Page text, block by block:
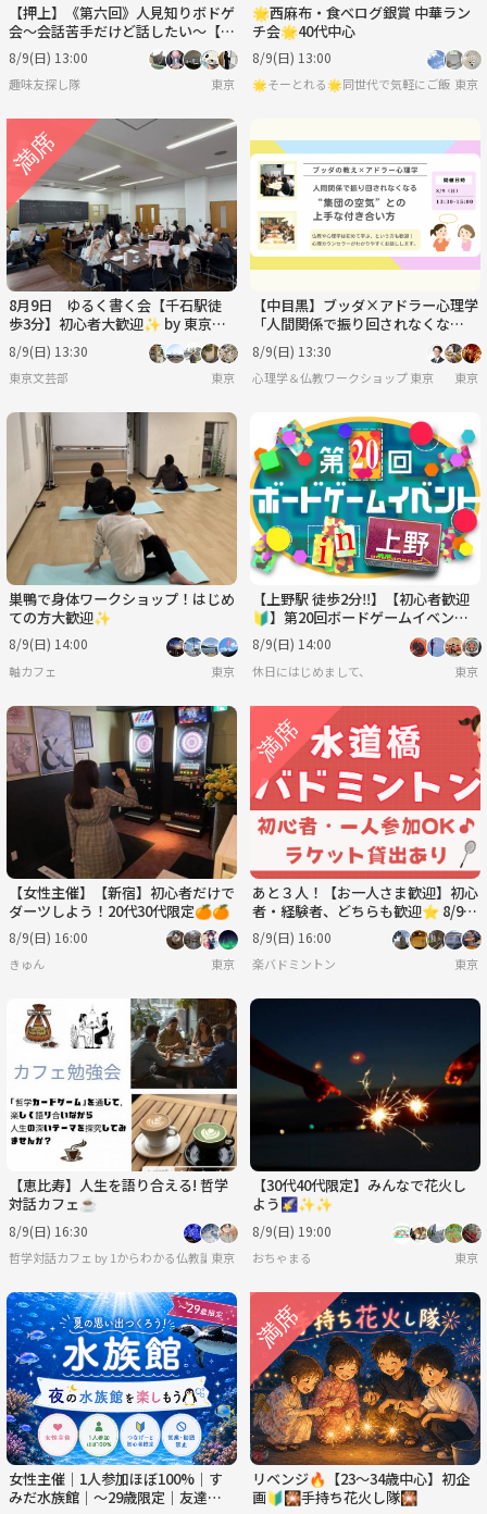
【押上】《第六回》人見知りボドゲ
会～会話苦手だけど話したい～【一
人参加・初心者大歓迎】《軽ゲーメ
イン》
8/9(日) 13:00
趣味友探し隊 東京
🌟西麻布・食べログ銀賞 中華ラン
チ会🌟40代中心
8/9(日) 13:00
🌟そーとれる🌟同世代で気軽にご飯会東京
8月9日 ゆるく書く会【千石駅徒
歩3分】初心者大歓迎✨ by 東京文
芸部
8/9(日) 13:30
東京文芸部 東京
【中目黒】ブッダ×アドラー心理学
「人間関係で振り回されなくな
る、“集団の空気”との上手な付き
合い方」ワークショップ-東京
8/9(日) 13:30
心理学＆仏教ワークショップ 東京 東京
巣鴨で身体ワークショップ！はじめ
ての方大歓迎✨
8/9(日) 14:00
軸カフェ 東京
【上野駅 徒歩2分‼️】【初心者歓迎
🔰】第20回ボードゲームイベント
🎲
8/9(日) 14:00
休日にはじめまして、 東京
【女性主催】【新宿】初心者だけで
ダーツしよう！20代30代限定🍊🍊
8/9(日) 16:00
きゅん 東京
あと３人！【お一人さま歓迎】初心
者・経験者、どちらも歓迎⭐︎ 8/9
（日）16時〜 水道橋でバドミン
トン⭐︎
8/9(日) 16:00
楽バドミントン 東京
【恵比寿】人生を語り合える! 哲学
対話カフェ☕️
8/9(日) 16:30
哲学対話カフェ by 1からわかる仏教講座東京
【30代40代限定】みんなで花火し
よう🌠✨✨
8/9(日) 19:00
おちゃまる 東京
女性主催｜1人参加ほぼ100%｜す
みだ水族館｜〜29歳限定｜友達作
リベンジ🔥【23～34歳中心】初企
画🔰🎇手持ち花火し隊🎇